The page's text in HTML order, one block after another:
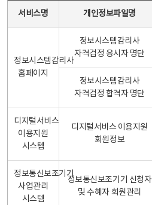
서비스명 개인정보파일명
정보시스템감리사
홈페이지
정보시스템감리사
자격검정 응시자 명단
정보시스템감리사
자격검정 합격자 명단
디지털서비스
이용지원
시스템
디지털서비스 이용지원
회원정보
정보통신보조기기
사업관리
시스템
정보통신보조기기 신청자
및 수혜자 회원관리